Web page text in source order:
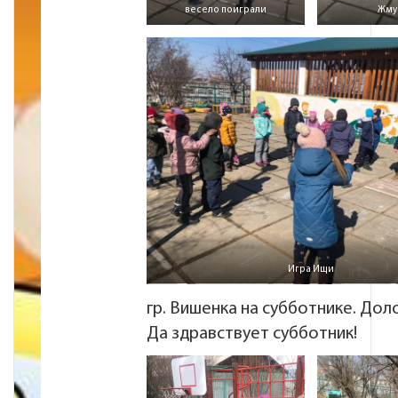
весело поиграли
Игра Ищи
гр. Вишенка на субботнике.
Да здравствует субботник!